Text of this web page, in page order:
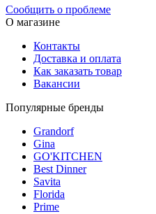
Сообщить о проблеме
О магазине
Контакты
Доставка и оплата
Как заказать товар
Вакансии
Популярные бренды
Grandorf
Gina
GO'KITCHEN
Best Dinner
Savita
Florida
Prime